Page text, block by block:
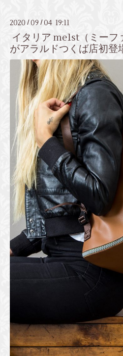
2020 /09 /04 19:11
イタリア me1st（ミー
がアラルドつくば店初登